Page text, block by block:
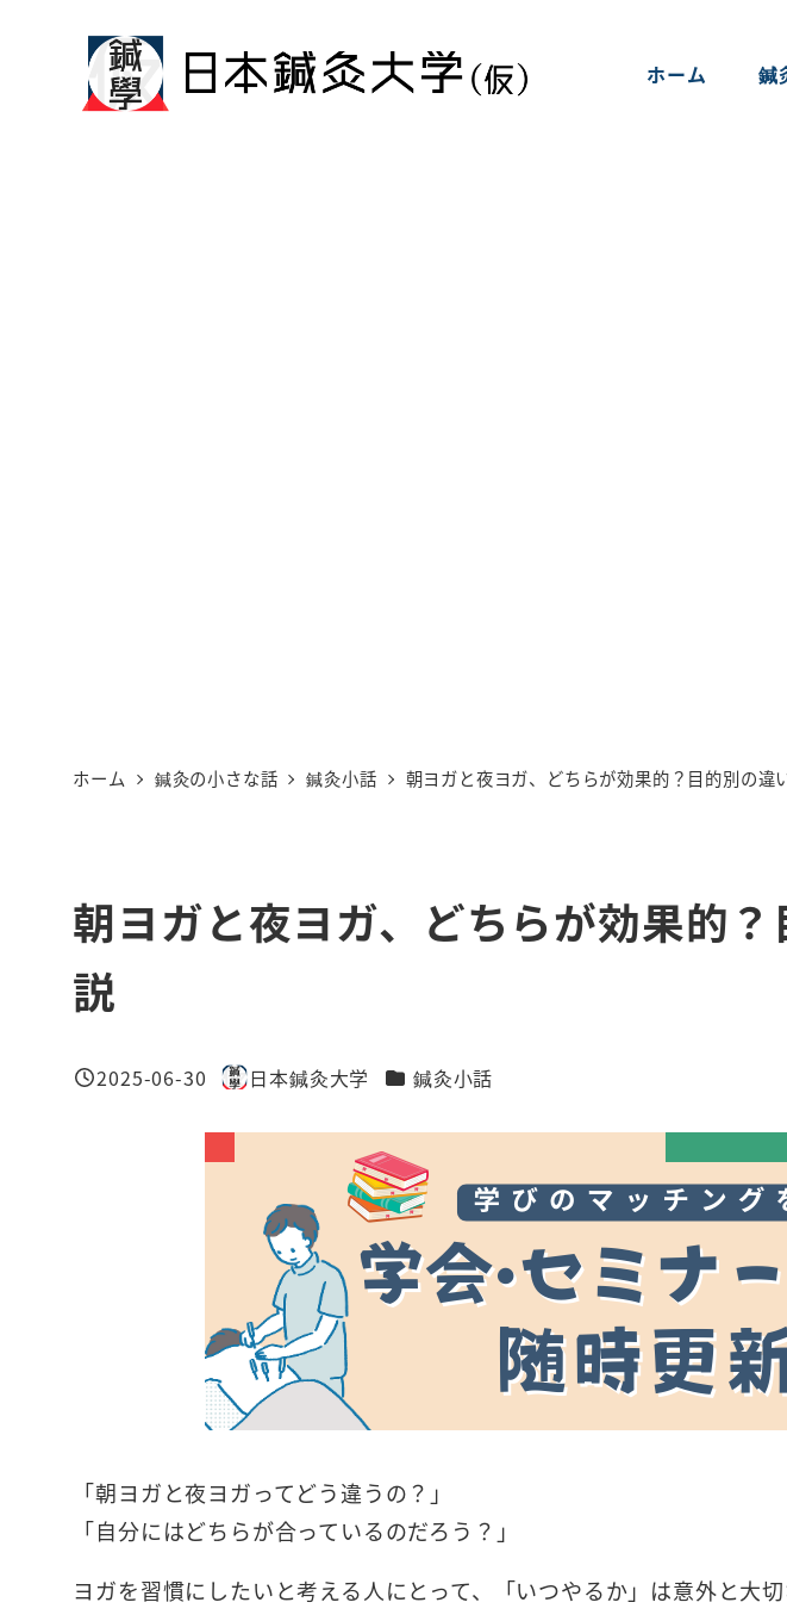
ホーム 鍼
ホーム 鍼灸の小さな話 鍼灸小話 朝ヨガと夜ヨガ、どちらが効果的？目的別の違
朝ヨガと夜ヨガ、どちらが効果的
説
投稿日
2025-06-30
著
者
日本鍼灸大学 カテゴリー
鍼灸小話
「朝ヨガと夜ヨガってどう違うの？」
「自分にはどちらが合っているのだろう？」
ヨガを習慣にしたいと考える人にとって、「いつやるか」は意外と大切